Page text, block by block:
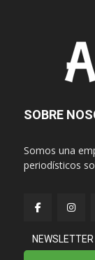
SOBRE
Somos una
periodísticos
NEWSLETTER